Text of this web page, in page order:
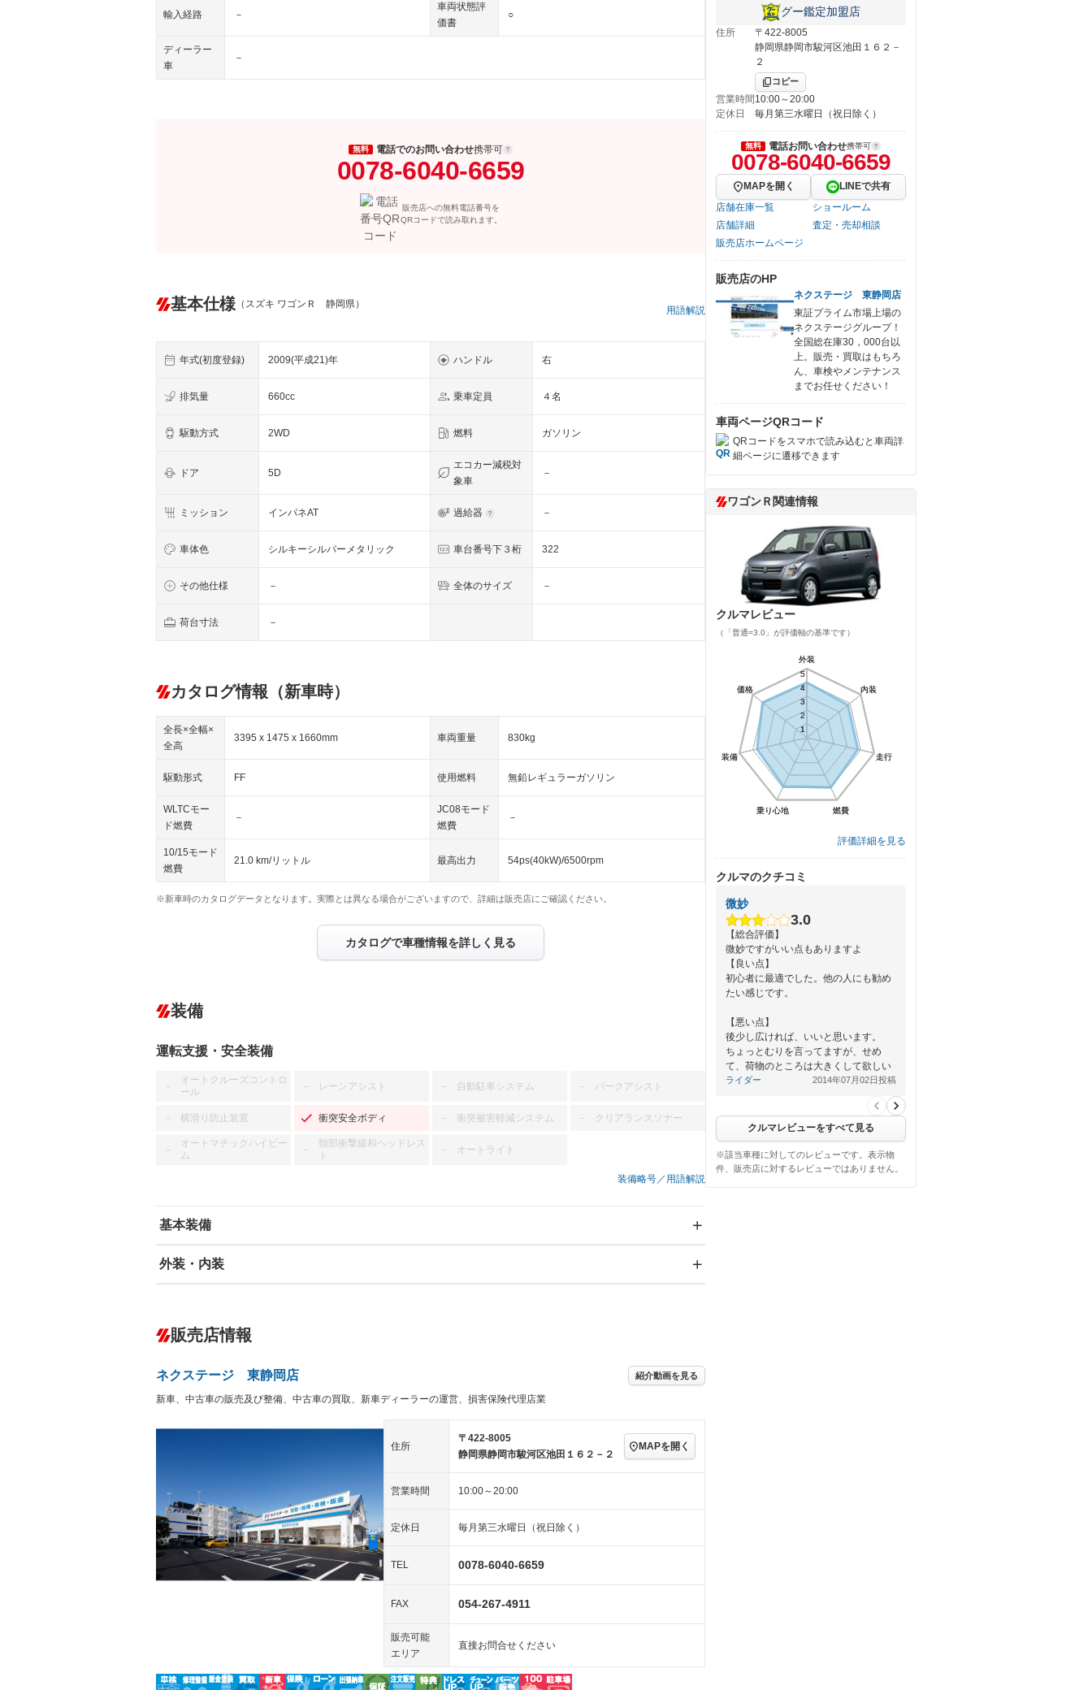
輸入経路 －
車両状態評
価書
○
ディーラー
車
－
無料 電話でのお問い合わせ携帯可
0078-6040-6659
販売店への無料電話番号を
QRコードで読み取れます。
基本仕様 （スズキ ワゴンＲ 静岡県）
用語解説
年式(初度登録) 2009(平成21)年 ハンドル 右
排気量 660cc 乗車定員 ４名
駆動方式 2WD 燃料 ガソリン
ドア 5D
エコカー減税対
象車
－
ミッション インパネAT 過給器 －
車体色 シルキーシルバーメタリック 車台番号下３桁 322
その他仕様 － 全体のサイズ －
荷台寸法 －
カタログ情報（新車時）
全長×全幅×
全高
3395 x 1475 x 1660mm 車両重量 830kg
駆動形式 FF 使用燃料 無鉛レギュラーガソリン
WLTCモー
ド燃費
－
JC08モード
燃費
－
10/15モード
燃費
21.0 km/リットル 最高出力 54ps(40kW)/6500rpm
※新車時のカタログデータとなります。実際とは異なる場合がございますので、詳細は販売店にご確認ください。
カタログで車種情報を詳しく見る
装備
運転支援・安全装備
－
オートクルーズコントロ
ール
－ レーンアシスト － 自動駐車システム － パークアシスト
－ 横滑り防止装置 衝突安全ボディ － 衝突被害軽減システム － クリアランスソナー
－
オートマチックハイビー
ム
－
頸部衝撃緩和ヘッドレス
ト
－ オートライト
装備略号／用語解説
基本装備
エアバッグ：運転席/助手席
－ ダウンヒルアシストコントロール
Bluetooth接続 センターデフロック
装備略号／用語解説
外装・内装
オーディオ：CDまたはCDチェンジャー
－
ヘッドライトウォッシャ
ー
キーレス
－ LEDヘッドランプ － HID(キセノンライト) － ポータブルナビ
ETC エアロ スマートキー ローダウン
3列シート ベンチシート
－ フルフラットシート チップアップシート オットマン
－ シートヒーター － ウォークスルー 後席モニター
－ フロントカメラ － シートエアコン
－ ルーフレール － エアサスペンション
販売店情報
ネクステージ 東静岡店 紹介動画を見る
新車、中古車の販売及び整備、中古車の買取、新車ディーラーの運営、損害保険代理店業
住所
〒422-8005
静岡県静岡市駿河区池田１６２－２
MAPを開く
営業時間 10:00～20:00
定休日 毎月第三水曜日（祝日除く）
TEL 0078-6040-6659
FAX 054-267-4911
販売可能
エリア
直接お問合せください
グー鑑定加盟店
住所
〒422-8005
静岡県静岡市駿河区池田１６２－
２
コピー
営業時間10:00～20:00
定休日
毎月第三水曜日（祝日除く）
無料 電話お問い合わせ携帯可
0078-6040-6659
MAPを開く
LINEで共有
店舗在庫一覧
ショールーム
店舗詳細
査定・売却相談
販売店ホームページ
販売店のHP
ネクステージ 東静岡店
東証プライム市場上場の
ネクステージグループ！
全国総在庫30，000台以
上。販売・買取はもちろ
ん、車検やメンテナンス
までお任せください！
車両ページQRコード
QRコードをスマホで読み込むと車両詳
細ページに遷移できます
ワゴンＲ関連情報
クルマレビュー
（「普通=3.0」が評価軸の基準です）
外装
内装
走行
燃費
乗り心地
装備
価格
1
2
3
4
5
外装
内装
走行
燃費
乗り心地
装備
価格
1
2
3
4
5
評価詳細を見る
クルマのクチコミ
微妙
3.0
【総合評価】
微妙ですがいい点もありますよ
【良い点】
初心者に最適でした。他の人にも勧め
たい感じです。
【悪い点】
後少し広ければ、いいと思います。
ちょっとむりを言ってますが、せめ
て、荷物のところは大きくして欲しい
ライダー 2014年07月02日投稿
クルマレビューをすべて見る
※該当車種に対してのレビューです。表示物
件、販売店に対するレビューではありません。